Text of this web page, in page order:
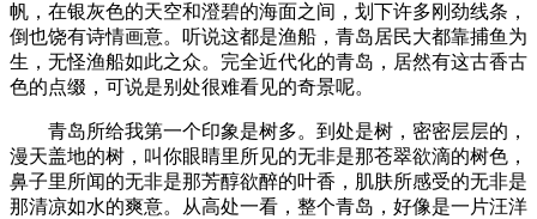
帆，在银灰色的天空和澄碧的海面之间，划下许多刚劲线条，
倒也饶有诗情画意。听说这都是渔船，青岛居民大都靠捕鱼为
生，无怪渔船如此之众。完全近代化的青岛，居然有这古香古
色的点缀，可说是别处很难看见的奇景呢。
青岛所给我第一个印象是树多。到处是树，密密层层的，
漫天盖地的树，叫你眼睛里所见的无非是那苍翠欲滴的树色，
鼻子里所闻的无非是那芳醇欲醉的叶香，肌肤所感受的无非是
那清凉如水的爽意。从高处一看，整个青岛，好像是一片汪洋